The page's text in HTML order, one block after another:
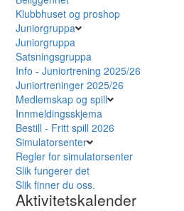
Klubbhuset og proshop
Juniorgruppa
Juniorgruppa
Satsningsgruppa
Info - Juniortrening 2025/26
Juniortreninger 2025/26
Medlemskap og spill
Innmeldingsskjema
Bestill - Fritt spill 2026
Simulatorsenter
Regler for simulatorsenter
Slik fungerer det
Slik finner du oss.
Aktivitetskalender